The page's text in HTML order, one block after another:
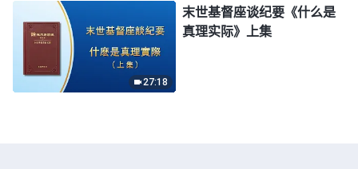
27:18
末世基督座谈纪要《什么是
真理实际》上集